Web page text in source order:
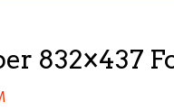
832×437